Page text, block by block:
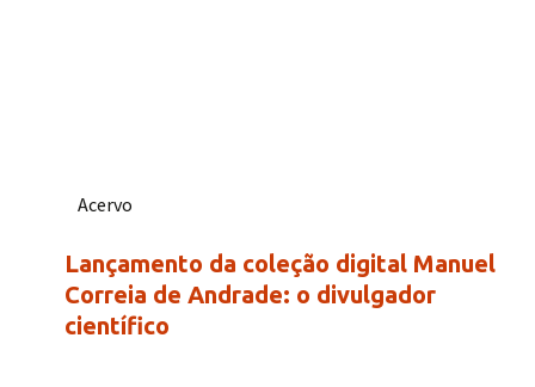
Acervo
Lançamento da coleção digital Manuel
Correia de Andrade: o divulgador
científico